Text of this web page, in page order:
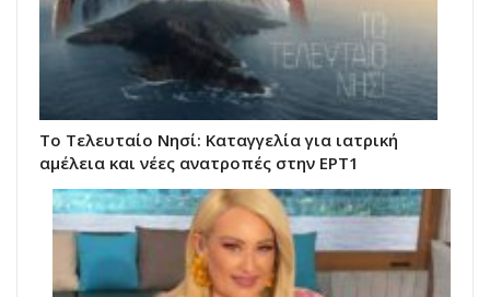
Το Τελευταίο Νησί: Καταγγελία για ιατρική
αμέλεια και νέες ανατροπές στην ΕΡΤ1